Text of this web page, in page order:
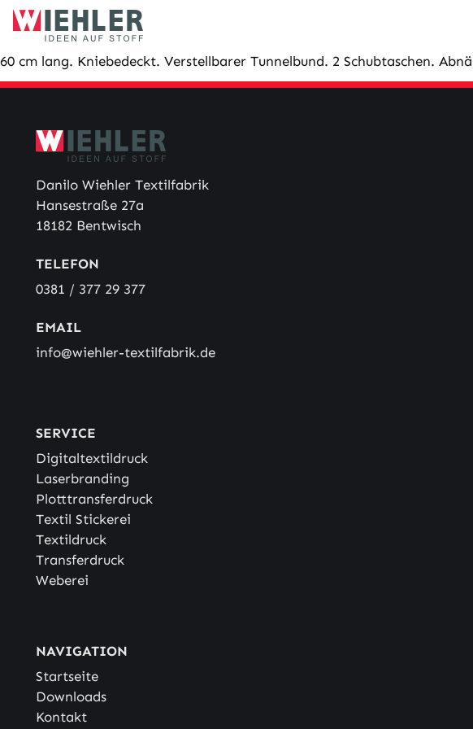
Skip
60 cm lang. Kniebedeckt. Verstellbarer Tunnelbund. 2 Schubtaschen.
Danilo Wiehler Textilfabrik
Hansestraße 27a
18182 Bentwisch
TELEFON
0381 / 377 29 377
EMAIL
info@wiehler-textilfabrik.de
SERVICE
Digitaltextildruck
Laserbranding
Plotttransferdruck
Textil Stickerei
Textildruck
Transferdruck
Weberei
NAVIGATION
Startseite
Downloads
Kontakt